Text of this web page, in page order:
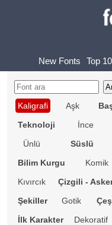
New Fonts Top
Kaligrafi
Aşk
Teknoloji
İnce
Ünlü
Süslü
Bilim Kurgu
Komik
Kıvırcık
Çizgili -
Şekiller
Gotik
İlk Karakter
Dekoratif